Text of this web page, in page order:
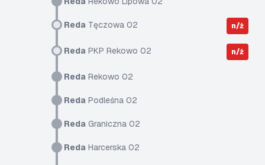
Reda Tęczowa 02 n/ż
Reda PKP Rekowo 02 n/ż
Reda Rekowo 02
Reda Podleśna 02
Reda Graniczna 02
Reda Harcerska 02